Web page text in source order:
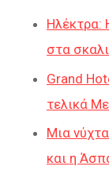
Ηλέκτρα:
στα
Grand
τελικά
Μια
και η